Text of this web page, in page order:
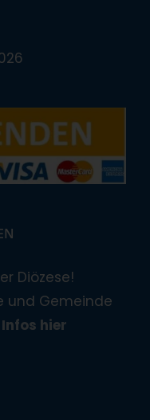
Diözese!
und Gemeinde
hier